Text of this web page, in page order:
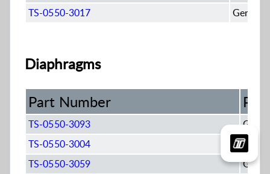
TS-0550-3017
GenV
Diaphragms
Part Number
TS-0550-3093
GenV
TS-0550-3004
GenV
TS-0550-3059
GenV